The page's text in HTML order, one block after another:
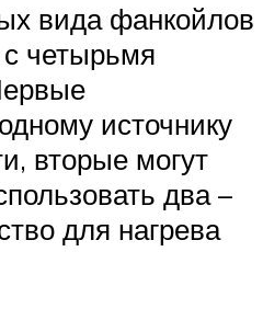
вида фанкойлов
четырьмя
источнику
вторые могут
два –
для нагрева